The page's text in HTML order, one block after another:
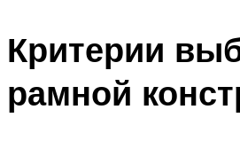
Критерии
рамной